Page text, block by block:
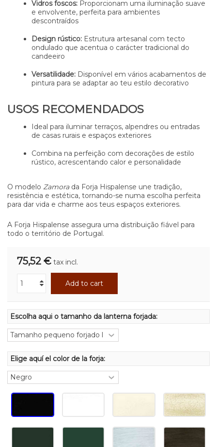
Vidros foscos: Proporcionam uma iluminação suave
e envolvente, perfeita para ambientes
descontraídos
Design rústico: Estrutura artesanal com tecto
ondulado que acentua o carácter tradicional do
candeeiro
Versatilidade: Disponível em vários acabamentos de
pintura para se adaptar ao teu estilo decorativo
USOS RECOMENDADOS
Ideal para iluminar terraços, alpendres ou entradas
de casas rurais e espaços exteriores
Combina na perfeição com decorações de estilo
rústico, acrescentando calor e personalidade
O modelo Zamorada Forja Hispalense une tradição,
resistência e estética, tornando-se numa escolha perfeita
para dar vida e charme aos teus espaços exteriores.
A Forja Hispalense assegura uma distribuição fiável para
todo o território de Portugal.
75,52 € tax incl.
Add to cart
Escolha aqui o tamanho da lanterna forjada:
Elige aquí el color de la forja: